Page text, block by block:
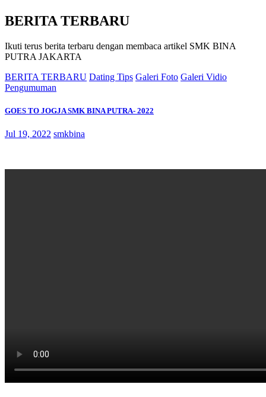
BERITA TERBARU
Ikuti terus berita terbaru dengan membaca artikel SMK BINA
PUTRA JAKARTA
BERITA TERBARU Dating Tips Galeri Foto Galeri Vidio
Pengumuman
GOES TO JOGJA SMK BINA PUTRA- 2022
Jul 19, 2022 smkbina